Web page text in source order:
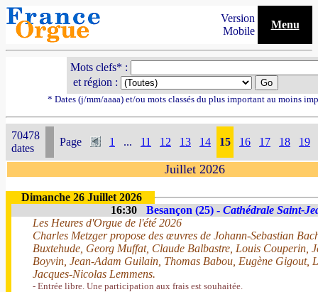
Version
Mobile
Menu
Mots clefs* :
et région :
* Dates (j/mm/aaaa) et/ou mots classés du plus important au moins
70478
dates
Page 1 ... 11 12 13 14 15 16 17 18 19
Juillet 2026
Dimanche 26 Juillet 2026
16:30
Besançon (25) - Cathédrale Saint-
Les Heures d'Orgue de l'été 2026
Charles Metzger propose des œuvres de Johann-Sebastian
Buxtehude, Georg Muffat, Claude Balbastre, Louis Couperin,
Boyvin, Jean-Adam Guilain, Thomas Babou, Eugène Gigout,
Jacques-Nicolas Lemmens.
- Entrée libre. Une participation aux frais est souhaitée.